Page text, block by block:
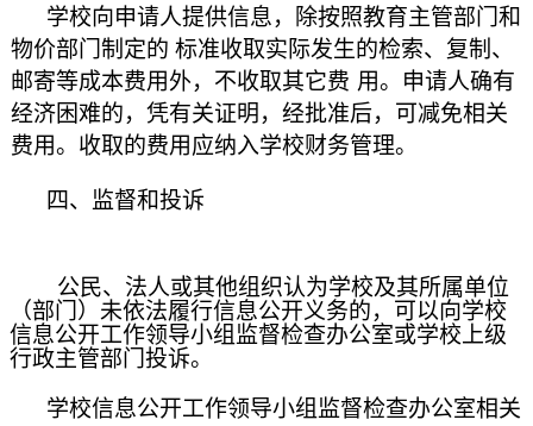
学校向申请人提供信息，除按照教育主管部门和
物价部门制定的 标准收取实际发生的检索、复制、
邮寄等成本费用外，不收取其它费 用。申请人确有
经济困难的，凭有关证明，经批准后，可减免相关
费用。收取的费用应纳入学校财务管理。
四、监督和投诉
公民、法人或其他组织认为学校及其所属单位
（部门）未依法履行信息公开义务的，可以向学校
信息公开工作领导小组监督检查办公室或学校上级
行政主管部门投诉。
学校信息公开工作领导小组监督检查办公室相关